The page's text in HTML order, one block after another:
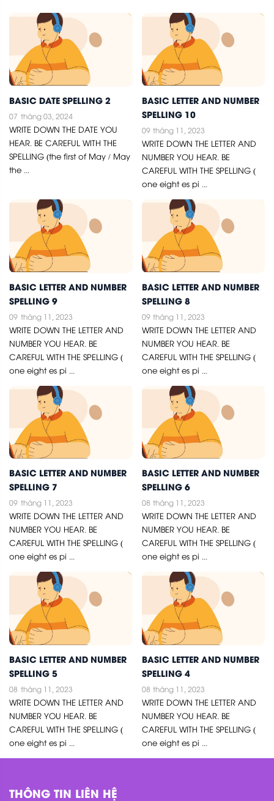
BASIC DATE SPELLING 2
07 tháng 03, 2024
WRITE DOWN THE DATE YOU
HEAR. BE CAREFUL WITH THE
SPELLING (the first of May / May
the ...
BASIC LETTER AND NUMBER
SPELLING 10
09 tháng 11, 2023
WRITE DOWN THE LETTER AND
NUMBER YOU HEAR. BE
CAREFUL WITH THE SPELLING (
one eight es pi ...
BASIC LETTER AND NUMBER
SPELLING 9
09 tháng 11, 2023
WRITE DOWN THE LETTER AND
NUMBER YOU HEAR. BE
CAREFUL WITH THE SPELLING (
one eight es pi ...
BASIC LETTER AND NUMBER
SPELLING 8
09 tháng 11, 2023
WRITE DOWN THE LETTER AND
NUMBER YOU HEAR. BE
CAREFUL WITH THE SPELLING (
one eight es pi ...
BASIC LETTER AND NUMBER
SPELLING 7
09 tháng 11, 2023
WRITE DOWN THE LETTER AND
NUMBER YOU HEAR. BE
CAREFUL WITH THE SPELLING (
one eight es pi ...
BASIC LETTER AND NUMBER
SPELLING 6
08 tháng 11, 2023
WRITE DOWN THE LETTER AND
NUMBER YOU HEAR. BE
CAREFUL WITH THE SPELLING (
one eight es pi ...
BASIC LETTER AND NUMBER
SPELLING 5
08 tháng 11, 2023
WRITE DOWN THE LETTER AND
NUMBER YOU HEAR. BE
CAREFUL WITH THE SPELLING (
one eight es pi ...
BASIC LETTER AND NUMBER
SPELLING 4
08 tháng 11, 2023
WRITE DOWN THE LETTER AND
NUMBER YOU HEAR. BE
CAREFUL WITH THE SPELLING (
one eight es pi ...
THÔNG TIN LIÊN HỆ